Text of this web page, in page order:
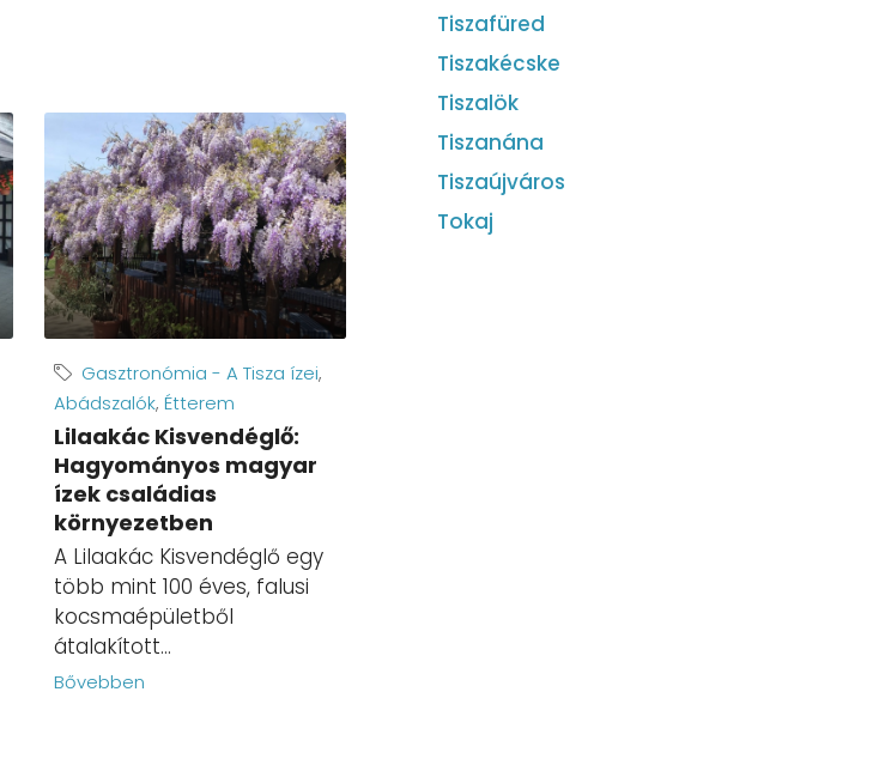
Gasztronómia - A Tisza ízei,
Abádszalók,Étterem
Lilaakác Kisvendéglő:
Hagyományos magyar
ízek családias
környezetben
A Lilaakác Kisvendéglő egy
több mint 100 éves, falusi
kocsmaépületből
átalakított...
Bővebben
Tiszafüred
Tiszakécske
Tiszalök
Tiszanána
Tiszaújváros
Tokaj